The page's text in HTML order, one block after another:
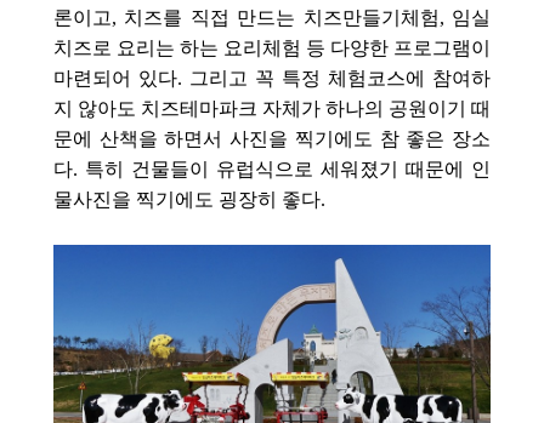
론이고, 치즈를 직접 만드는 치즈만들기 체험, 임실
치즈로 요리는 하는 요리체험 등 다양한 프로그램이
마련되어 있다. 그리고 꼭 특정 체험코스에 참여하
지 않아도 치즈테마파크 자체가 하나의 공원이기 때
문에 산책을 하면서 사진을 찍기에도 참 좋은 장소
다. 특히 건물들이 유럽식으로 세워졌기 때문에 인
물사진을 찍기에도 굉장히 좋다.